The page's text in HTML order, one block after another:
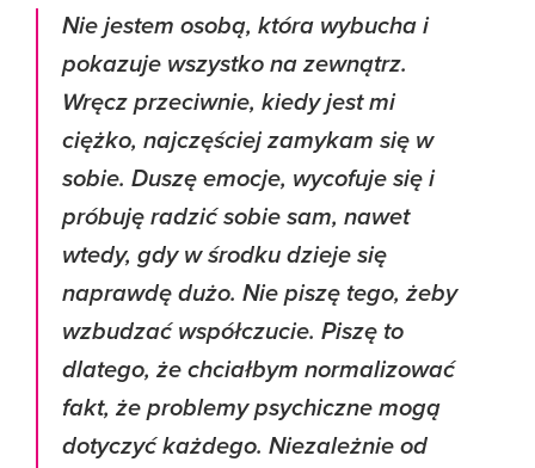
Nie jestem osobą, która wybucha i
pokazuje wszystko na zewnątrz.
Wręcz przeciwnie, kiedy jest mi
ciężko, najczęściej zamykam się w
sobie. Duszę emocje, wycofuje się i
próbuję radzić sobie sam, nawet
wtedy, gdy w środku dzieje się
naprawdę dużo. Nie piszę tego, żeby
wzbudzać współczucie. Piszę to
dlatego, że chciałbym normalizować
fakt, że problemy psychiczne mogą
dotyczyć każdego. Niezależnie od